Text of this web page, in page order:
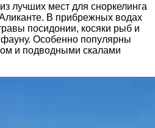
лучших мест для сноркелинга
В прибрежных водах
посидонии, косяки рыб и
Особенно популярны
и подводными скалами